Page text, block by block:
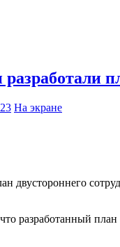
На экране
двустороннего
разработанный